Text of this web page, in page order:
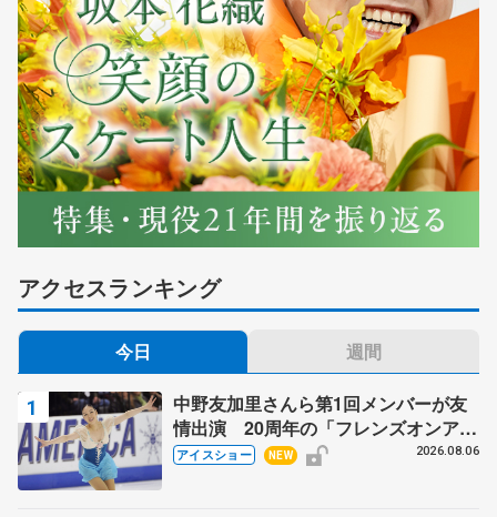
アクセスランキング
今日 週間
中野友加里さんら第1回メンバーが友
情出演 20周年の「フレンズオンアイ
ス」 宮本賢二さん、有川梨絵さん、
アイスショー NEW 2026.08.06